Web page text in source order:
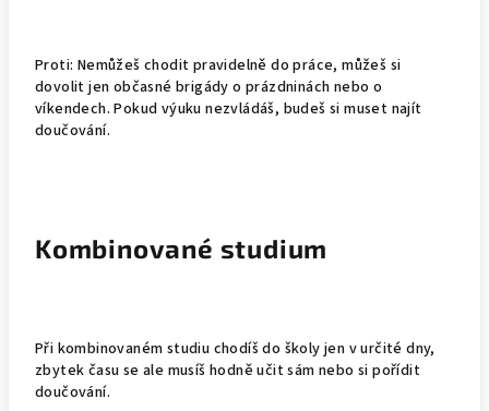
Proti: Nemůžeš chodit pravidelně do práce, můžeš si
dovolit jen občasné brigády o prázdninách nebo o
víkendech. Pokud výuku nezvládáš, budeš si muset najít
doučování.
Kombinované studium
Při kombinovaném studiu chodíš do školy jen v určité dny,
zbytek času se ale musíš hodně učit sám nebo si pořídit
doučování.